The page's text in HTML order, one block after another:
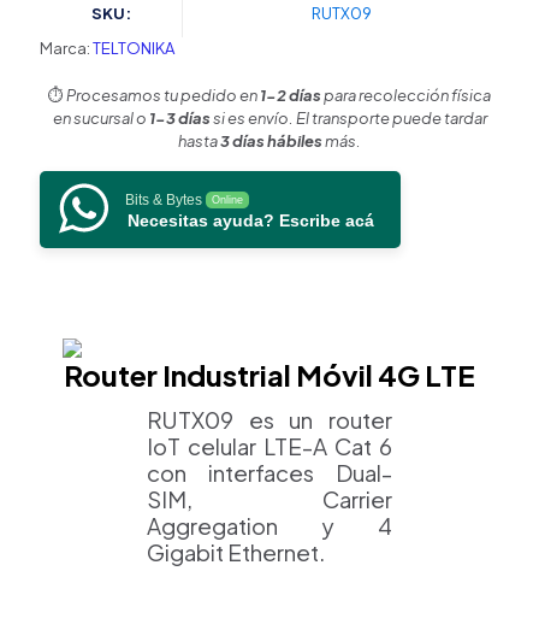
SKU:
RUTX09
Marca:TELTONIKA
⏱️Procesamos tu pedido en1-2 díaspara recolección física
en sucursal o 1-3 díassi es envío. El transporte puede tardar
hasta3 días hábilesmás.
Bits & Bytes Online
Necesitas ayuda? Escribe acá
Router Industrial Móvil 4G LTE
RUTX09 es un router
IoT celular LTE-A Cat 6
con interfaces Dual-
SIM, Carrier
Aggregation y 4
Gigabit Ethernet.